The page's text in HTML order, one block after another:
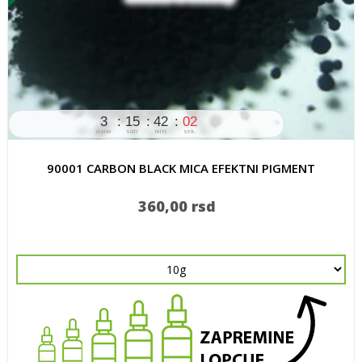
3
dana
15
sati
42
min.
02
sek.
90001 CARBON BLACK MICA EFEKTNI PIGMENT
360,00 rsd